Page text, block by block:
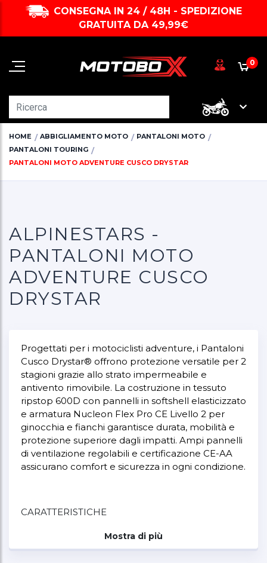
CONSEGNA IN 24 / 48H - SPEDIZIONE
GRATUITA DA 49,99€
0
HOME ABBIGLIAMENTO MOTO
PANTALONI MOTO
PANTALONI TOURING
PANTALONI MOTO ADVENTURE CUSCO DRYSTAR
ALPINESTARS -
PANTALONI MOTO
ADVENTURE CUSCO
DRYSTAR
Progettati per i motociclisti adventure, i Pantaloni
Cusco Drystar® offrono protezione versatile per 2
stagioni grazie allo strato impermeabile e
antivento rimovibile. La costruzione in tessuto
ripstop 600D con pannelli in softshell elasticizzato
e armatura Nucleon Flex Pro CE Livello 2 per
ginocchia e fianchi garantisce durata, mobilità e
protezione superiore dagli impatti. Ampi pannelli
di ventilazione regolabili e certificazione CE-AA
assicurano comfort e sicurezza in ogni condizione.
CARATTERISTICHE
Membrana Drystar® rimovibile: strato
impermeabile e antivento adattabile per
Mostra di più